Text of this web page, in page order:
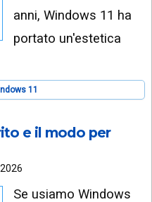
anni, Windows 11 ha
portato un'estetica
11
e il modo per
Se usiamo Windows